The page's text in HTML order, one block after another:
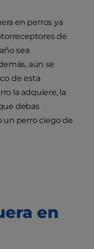
en perros ya
de
sea
aún se
de esta
la adquiere, la
debas
un perro ciego de
en